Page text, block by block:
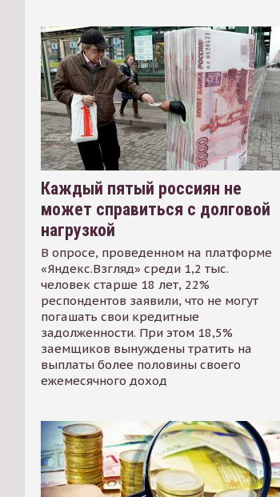
Каждый пятый россиян не
может справиться с долговой
нагрузкой
В опросе, проведенном на платформе
«Яндекс.Взгляд» среди 1,2 тыс.
человек старше 18 лет, 22%
респондентов заявили, что не могут
погашать свои кредитные
задолженности. При этом 18,5%
заемщиков вынуждены тратить на
выплаты более половины своего
ежемесячного доход